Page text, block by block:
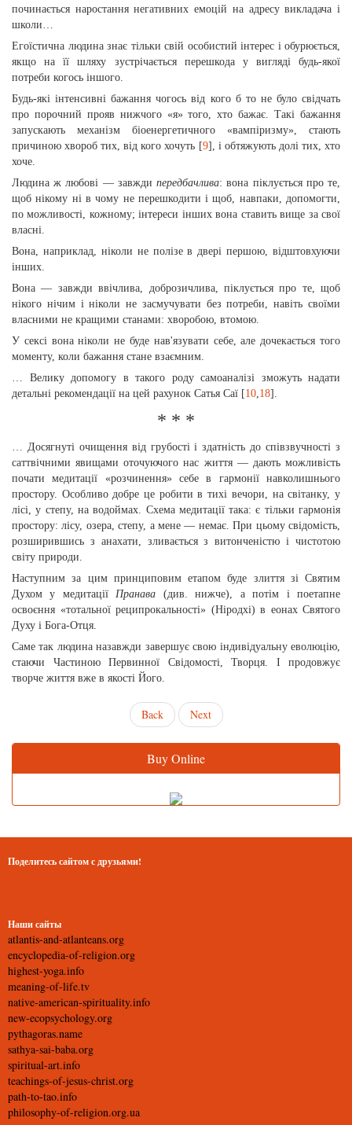
починається наростання негативних емоцiй на адресу викладача i
школи…
Егоїстична людина знає тiльки свiй особистий iнтерес i обурюється,
якщо на її шляху зустрiчається перешкода у вигляді будь-якої
потреби когось iншого.
Будь-якi iнтенсивнi бажання чогось вiд кого б то не було свiдчать
про порочний прояв нижчого «я» того, хто бажає. Такi бажання
запускають механiзм бiоенергетичного «вампіризму», стають
причиною хвороб тих, вiд кого хочуть [9], i обтяжують долі тих, хто
хоче.
Людина ж любовi — завждипередбачлива: вона пiклується про те,
щоб нiкому нi в чому не перешкодити i щоб, навпаки, допомогти,
по можливостi, кожному; iнтереси iнших вона ставить вище за свої
власні.
Вона, наприклад, нiколи не полiзе в дверi першою, вiдштовхуючи
iнших.
Вона — завжди ввiчлива, доброзичлива, пiклується про те, щоб
нiкого нiчим i нiколи не засмучувати без потреби, навiть своїми
власними не кращими станами: хворобою, втомою.
У сексi вона нiколи не буде нав'язувати себе, але дочекається того
моменту, коли бажання стане взаємним.
… Велику допомогу в такого роду самоаналiзi зможуть надати
детальні рекомендацiї на цей рахунок Сатья Саї [10,18].
* * *
… Досягнутi очищення вiд грубості i здатнiсть до співзвучності з
саттвічними явищами оточуючого нас життя — дають можливiсть
почати медитацiї «розчинення» себе в гармонiї навколишнього
простору. Особливо добре це робити в тихi вечори, на свiтанку, у
лiсi, у степу, на водоймах. Схема медитацiї така: є тiльки гармонiя
простору: лiсу, озера, степу, а мене — немає. При цьому свiдомiсть,
розширившись з анахати, зливається з витонченістю i чистотою
свiту природи.
Наступним за цим принциповим етапом буде злиття зi Святим
Духом у медитацiїПранава (див. нижче), а потiм i поетапне
освоєння «тотальної реципрокальності» (Ніродхі) в еонах Святого
Духу i Бога-Отця.
Саме так людина назавжди завершує свою iндивiдуальну еволюцiю,
стаючи Частиною Первинної Свiдомостi, Творця. I продовжує
творче життя вже в якостi Його.
Back Next
Buy Online
Поделитесь сайтом с друзьями!
Наши сайты
atlantis-and-atlanteans.org
encyclopedia-of-religion.org
highest-yoga.info
meaning-of-life.tv
native-american-spirituality.info
new-ecopsychology.org
pythagoras.name
sathya-sai-baba.org
spiritual-art.info
teachings-of-jesus-christ.org
path-to-tao.info
philosophy-of-religion.org.ua